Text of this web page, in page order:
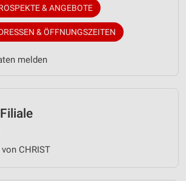
& ANGEBOTE
& ÖFFNUNGSZEITEN
melden
CHRIST